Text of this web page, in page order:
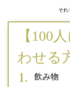
それ
【100
わせる
飲み物